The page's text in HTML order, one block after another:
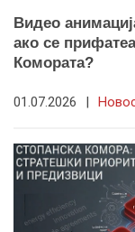
Видео
ако се
Комората?
01.07.2026 |